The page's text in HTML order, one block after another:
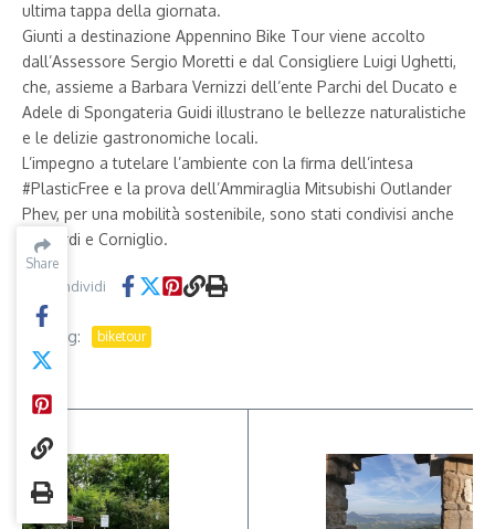
Share
ultima tappa della giornata.
Giunti a destinazione Appennino Bike Tour viene accolto
dall’Assessore Sergio Moretti e dal Consigliere Luigi Ughetti,
che, assieme a Barbara Vernizzi dell’ente Parchi del Ducato e
Adele di Spongateria Guidi illustrano le bellezze naturalistiche
e le delizie gastronomiche locali.
L’impegno a tutelare l’ambiente con la firma dell’intesa
#PlasticFree e la prova dell’Ammiraglia Mitsubishi Outlander
Phev, per una mobilità sostenibile, sono stati condivisi anche
da Bardi e Corniglio.
Condividi
Tag: biketour
Share